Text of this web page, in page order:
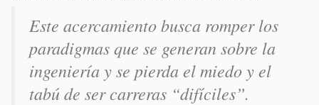
Este acercamiento busca romper los
paradigmas que se generan sobre la
ingeniería y se pierda el miedo y el
tabú de ser carreras “difíciles”.